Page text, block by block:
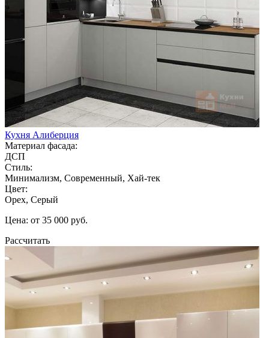
Кухня Алиберция
Материал фасада:
ДСП
Стиль:
Минимализм, Современный, Хай-тек
Цвет:
Орех, Серый
Цена: от 35 000 руб.
Рассчитать